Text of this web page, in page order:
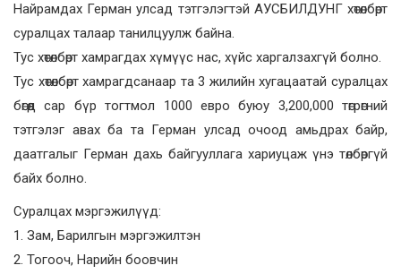
Найрамдах Герман улсад тэтгэлэгтэй АУСБИЛДУНГ хөтөлбөрт
суралцах талаар танилцуулж байна.
Тус хөтөлбөрт хамрагдах хүмүүс нас, хүйс харгалзахгүй болно.
Тус хөтөлбөрт хамрагдсанаар та 3 жилийн хугацаатай суралцах
бөгөөд сар бүр тогтмол 1000 евро буюу 3,200,000 төгрөгний
тэтгэлэг авах ба та Герман улсад очоод амьдрах байр,
даатгалыг Герман дахь байгууллага хариуцаж үнэ төлбөргүй
байх болно.
Суралцах мэргэжилүүд:
1. Зам, Барилгын мэргэжилтэн
2. Тогооч, Нарийн боовчин